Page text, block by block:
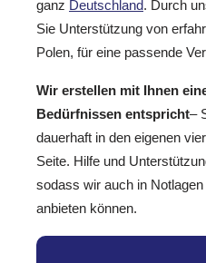
ganz Deutschland. Durch
Sie Unterstützung von
Polen, für eine passende
Wir erstellen mit Ihnen
Bedürfnissen entspricht–
dauerhaft in den eigenen
Seite. Hilfe und
sodass wir auch in
anbieten können.